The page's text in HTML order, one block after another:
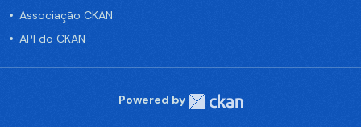
Associação CKAN
API do CKAN
Powered by